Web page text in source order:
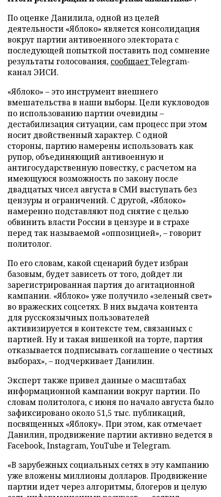
По оценке Данилила, одной из целей
деятельности «Яблоко» является консолидация
вокруг партии антивоенного электората с
последующей попыткой поставить под сомнение
результаты голосования, сообщаетTelegram-
канал ЭИСИ.
«Яблоко» – это инструмент внешнего
вмешательства в наши выборы. Цели кукловодов
по использованию партии очевидны –
дестабилизация ситуации, сам процесс при этом
носит двойственный характер. С одной
стороны, партию намерены использовать как
рупор, объединяющий антивоенную и
антигосударственную повестку, с расчетом на
имеющуюся возможность по закону после
двадцатых чисел августа в СМИ выступать без
цензуры и ограничений. С другой, «Яблоко»
намеренно подставляют под снятие с целью
обвинить власти России в цензуре и в страхе
перед так называемой «оппозицией», – говорит
политолог.
По его словам, какой сценарий будет избран
базовым, будет зависеть от того, дойдет ли
зарегистрированная партия до агитационной
кампании. «Яблоко» уже получило «зеленый свет»
во вражеских соцсетях. В них выдача контента
для русскоязычных пользователей
активизируется в контексте тем, связанных с
партией. Ну и такая вишенкой на торте, партия
отказывается подписывать соглашение о честных
выборах», – подчеркивает Данилин.
Эксперт также привел данные о масштабах
информационной кампании вокруг партии. По
словам политолога, с июня по начало августа было
зафиксировано около 51,5 тыс. публикаций,
посвященных «Яблоку». При этом, как отмечает
Данилин, продвижение партии активно ведется в
Facebook, Instagram, YouTube и Telegram.
«В зарубежных социальных сетях в эту кампанию
уже вложены миллионы долларов. Продвижение
партии идет через алгоритмы, блогеров и целую